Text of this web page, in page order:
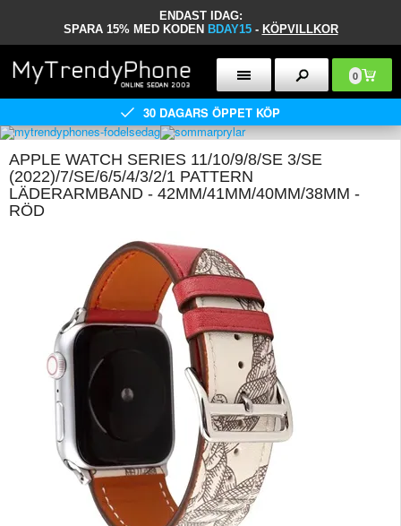
ENDAST IDAG:
SPARA 15% MED KODEN BDAY15 - KÖPVILLKOR
0
30 DAGARS ÖPPET KÖP
APPLE WATCH SERIES 11/10/9/8/SE 3/SE
(2022)/7/SE/6/5/4/3/2/1 PATTERN
LÄDERARMBAND - 42MM/41MM/40MM/38MM -
RÖD